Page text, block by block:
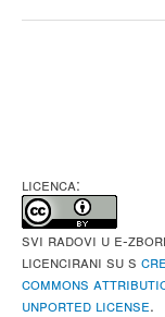
LICENCA:
Svi radovi u e-
licencirani su s
Commons
Unported License.